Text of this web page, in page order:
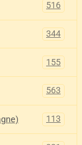
516
344
155
563
113